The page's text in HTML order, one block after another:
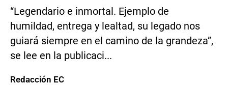
“Legendario e inmortal. Ejemplo de
humildad, entrega y lealtad, su legado nos
guiará siempre en el camino de la grandeza”,
se lee en la publicaci...
Redacción EC